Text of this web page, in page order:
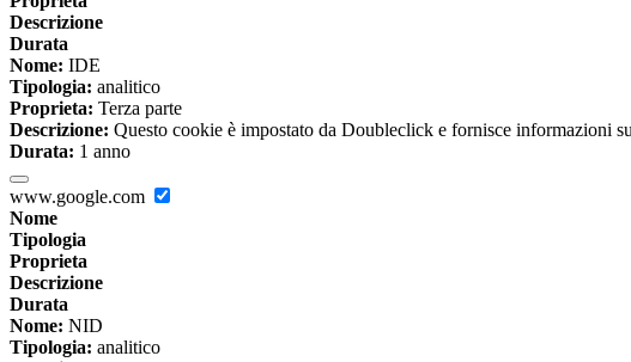
Descrizione
Durata
Nome: IDE
Tipologia: analitico
Proprieta: Terza parte
Descrizione: Questo cookie è impostato da Doubleclick e fornisce informazioni
Durata: 1 anno
www.google.com
Nome
Tipologia
Proprieta
Descrizione
Durata
Nome: NID
Tipologia: analitico